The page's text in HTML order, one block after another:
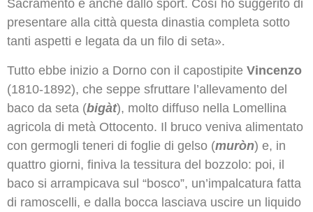
Sacramento e anche dallo sport. Così ho suggerito di
presentare alla città questa dinastia completa sotto
tanti aspetti e legata da un filo di seta».
Tutto ebbe inizio a Dorno con il capostipite Vincenzo
(1810-1892), che seppe sfruttare l’allevamento del
baco da seta (bigàt), molto diffuso nella Lomellina
agricola di metà Ottocento. Il bruco veniva alimentato
con germogli teneri di foglie di gelso (muròn) e, in
quattro giorni, finiva la tessitura del bozzolo: poi, il
baco si arrampicava sul “bosco”, un’impalcatura fatta
di ramoscelli, e dalla bocca lasciava uscire un liquido